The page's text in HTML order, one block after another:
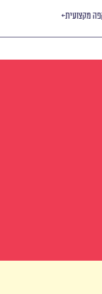
מכונת קפה מקצועית